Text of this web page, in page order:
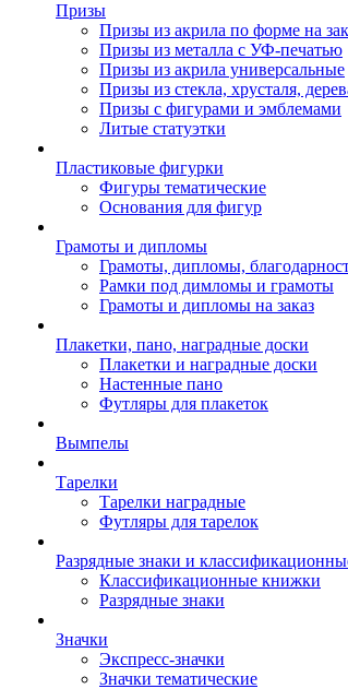
Призы
Призы из акрила по форме на
Призы из металла с УФ-печатью
Призы из акрила универсальные
Призы из стекла, хрусталя,
Призы с фигурами и эмблемами
Литые статуэтки
Пластиковые фигурки
Фигуры тематические
Основания для фигур
Грамоты и дипломы
Грамоты, дипломы,
Рамки под димломы и грамоты
Грамоты и дипломы на заказ
Плакетки, пано, наградные доски
Плакетки и наградные доски
Настенные пано
Футляры для плакеток
Вымпелы
Тарелки
Тарелки наградные
Футляры для тарелок
Разрядные знаки и
Классификационные книжки
Разрядные знаки
Значки
Экспресс-значки
Значки тематические